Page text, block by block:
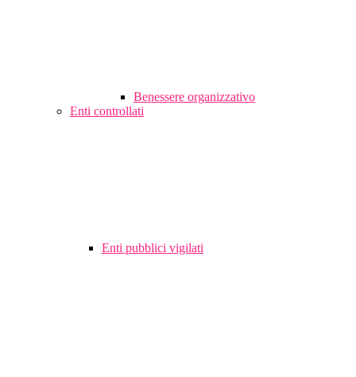
Benessere organizzativo
Enti controllati
Enti pubblici vigilati